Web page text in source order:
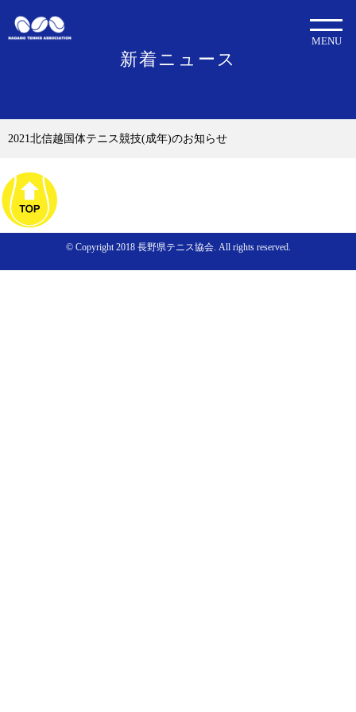
新着ニュース
MENU
2021北信越国体テニス競技(成年)のお知らせ
© Copyright 2018 長野県テニス協会. All rights reserved.